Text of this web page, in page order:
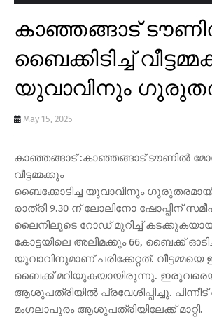
കാഞ്ഞങ്ങാട്
ബൈക്കിടിച്ച്
യുവാവിനും
May 15, 2025
കാഞ്ഞങ്ങാട് :കാഞ്ഞങ്ങാട് ടൗണിൽ
വീട്ടമ്മക്കും
ബൈക്കോടിച്ച യുവാവിനും ഗുരുതരമായി
രാത്രി 9.30 ന് ലോലിനോ ഷോപ്പിന്
ലൈനിലൂടെ റോഡ് മുറിച്ച്
കോട്ടയിലെ അലീമക്കും 66, ബൈക്ക്
യുവാവിനുമാണ് പരിക്കേറ്റത്. വീട്ടമ്മയെ
ബൈക്ക് മറിയുകയായിരുന്നു.
ആശുപത്രിയിൽ പ്രവേശിപ്പിച്ചു.
മംഗലാപുരം ആശുപത്രിയിലേക്ക് മാറ്റി.